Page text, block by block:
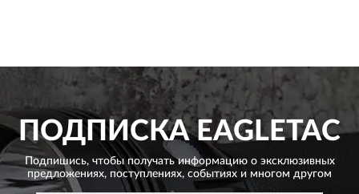
ПОДПИСКАEAGLETAC
Подпишись, чтобы получать информацию о эксклюзивных
предложениях, поступлениях, событиях и многом другом